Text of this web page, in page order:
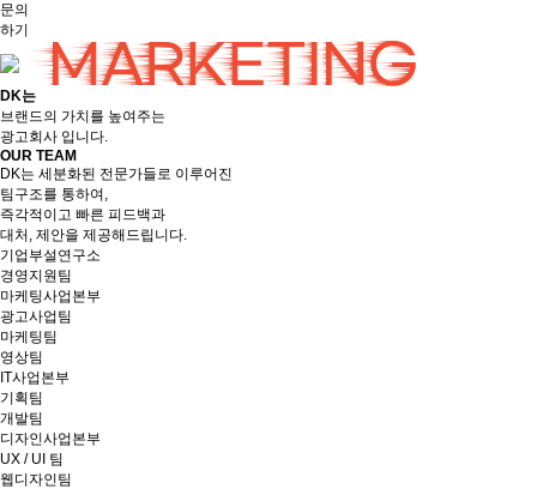
문의
하기
DK는
브랜드의 가치를 높여주는
광고회사 입니다.
OUR TEAM
DK는 세분화된 전문가들로 이루어진
팀구조를 통하여,
즉각적이고 빠른 피드백과
대처, 제안을 제공해드립니다.
기업부설연구소
경영지원팀
마케팅사업본부
광고사업팀
마케팅팀
영상팀
IT사업본부
기획팀
개발팀
디자인사업본부
UX / UI 팀
웹디자인팀